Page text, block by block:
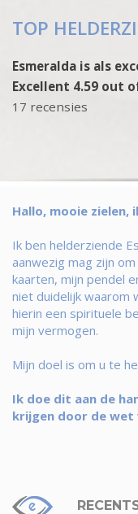
TOP
Esmeralda is als
Excellent 4.59 out
17 recensies
Hallo, mooie zielen,
Ik ben helderziende
aanwezig mag zijn
kaarten, mijn pendel
niet duidelijk waarom
hierin een spirituele
mijn vermogen.
Mijn doel is om u te
Ik doe dit aan de
krijgen door de wet